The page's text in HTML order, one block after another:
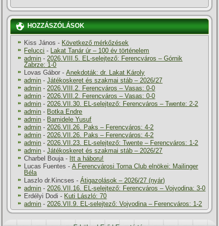
HOZZÁSZÓLÁSOK
Kiss János - Következő mérkőzések
Felucci -
Lakat Tanár úr – 100 év történelem
admin - 2026.VIII.5. EL-selejtező: Ferencváros – Górnik
Zabrze: 1-0
Lovas Gábor -Anekdoták: dr. Lakat Károly
admin -Játékoskeret és szakmai stáb – 2026/27
admin - 2026.VIII.2. Ferencváros – Vasas: 0-0
admin - 2026.VIII.2. Ferencváros – Vasas: 0-0
admin - 2026.VII.30. EL-selejtező: Ferencváros – Twente: 2-2
admin - Botka Endre
admin - Bamidele Yusuf
admin - 2026.VII.26. Paks – Ferencváros: 4-2
admin - 2026.VII.26. Paks – Ferencváros: 4-2
admin - 2026.VII.23. EL-selejtező: Twente – Ferencváros: 1-2
admin -Játékoskeret és szakmai stáb – 2026/27
Charbel Bouja - Itt a háboru!
Lucas Fuentes -A Ferencvárosi Torna Club elnökei: Mailinger
Béla
Laszlo dr.Kincses -Átigazolások – 2026/27 (nyár)
admin - 2026.VII.16. EL-selejtező: Ferencváros – Vojvodina: 3-0
Erdélyi Dodi - Kuti László: 70
admin - 2026.VII.9. EL-selejtező: Vojvodina – Ferencváros: 1-2